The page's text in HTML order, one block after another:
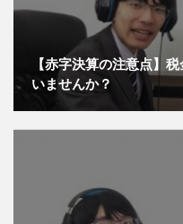
【赤字決算の注意点】
いませんか？